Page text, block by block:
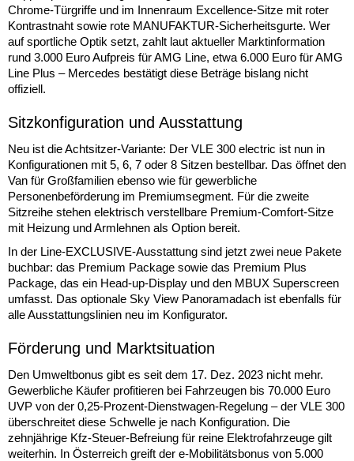
Chrome-Türgriffe und im Innenraum Excellence-Sitze mit roter
Kontrastnaht sowie rote MANUFAKTUR-Sicherheitsgurte. Wer
auf sportliche Optik setzt, zahlt laut aktueller Marktinformation
rund 3.000 Euro Aufpreis für AMG Line, etwa 6.000 Euro für AMG
Line Plus – Mercedes bestätigt diese Beträge bislang nicht
offiziell.
Sitzkonfiguration und Ausstattung
Neu ist die Achtsitzer-Variante: Der VLE 300 electric ist nun in
Konfigurationen mit 5, 6, 7 oder 8 Sitzen bestellbar. Das öffnet den
Van für Großfamilien ebenso wie für gewerbliche
Personenbeförderung im Premiumsegment. Für die zweite
Sitzreihe stehen elektrisch verstellbare Premium-Comfort-Sitze
mit Heizung und Armlehnen als Option bereit.
In der Line-EXCLUSIVE-Ausstattung sind jetzt zwei neue Pakete
buchbar: das Premium Package sowie das Premium Plus
Package, das ein Head-up-Display und den MBUX Superscreen
umfasst. Das optionale Sky View Panoramadach ist ebenfalls für
alle Ausstattungslinien neu im Konfigurator.
Förderung und Marktsituation
Den Umweltbonus gibt es seit dem 17. Dez. 2023 nicht mehr.
Gewerbliche Käufer profitieren bei Fahrzeugen bis 70.000 Euro
UVP von der 0,25-Prozent-Dienstwagen-Regelung – der VLE 300
überschreitet diese Schwelle je nach Konfiguration. Die
zehnjährige Kfz-Steuer-Befreiung für reine Elektrofahrzeuge gilt
weiterhin. In Österreich greift der e-Mobilitätsbonus von 5.000